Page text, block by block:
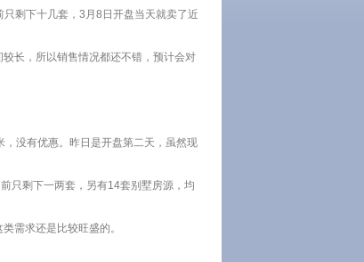
剩下十几套，3月8日开盘当天就卖了近
长，所以销售情况都还不错，预计会对
没有优惠。昨日是开盘第二天，虽然现
只剩下一两套，另有14套别墅房源，均
需求还是比较旺盛的。